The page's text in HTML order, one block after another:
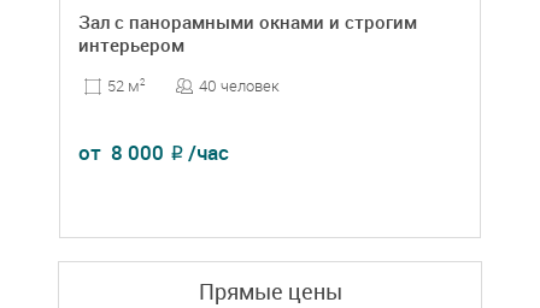
Зал с панорамными окнами и строгим
интерьером
52 м2 40 человек
от 8 000 ₽ /час
Прямые цены